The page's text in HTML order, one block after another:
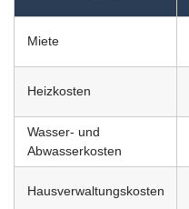
Miete
Heizkosten
Wasser- und
Abwasserkosten
Hausverwaltungskosten